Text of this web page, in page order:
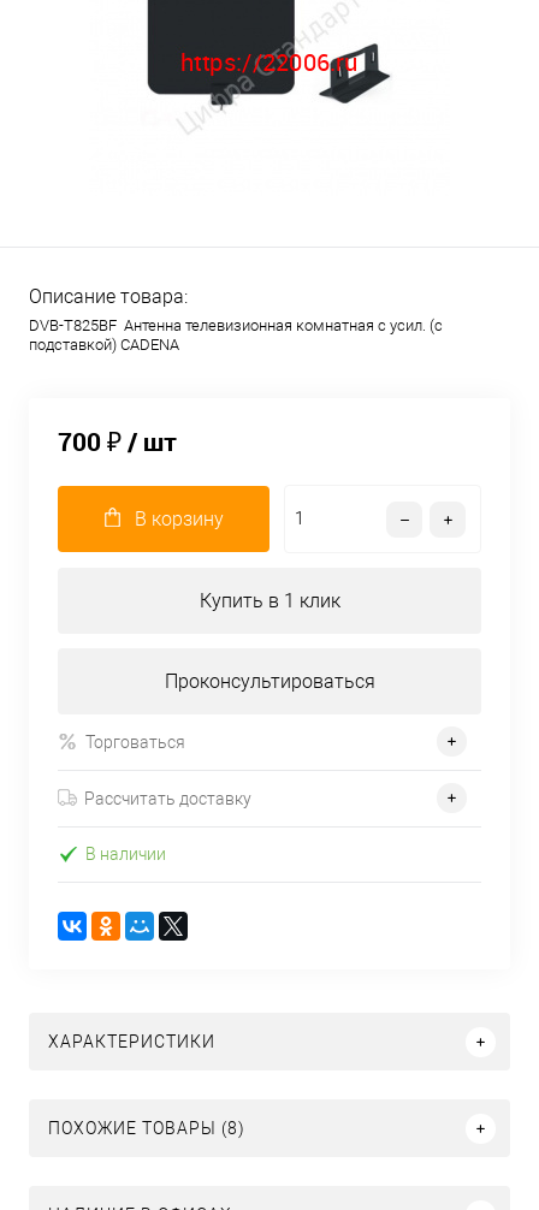
Описание товара:
DVB-T825BF Антенна телевизионная комнатная с усил. (с
подставкой) CADENA
700 ₽/ шт
В корзину
Купить в 1 клик
Проконсультироваться
Торговаться
Рассчитать доставку
В наличии
ХАРАКТЕРИСТИКИ
ПОХОЖИЕ ТОВАРЫ (8)